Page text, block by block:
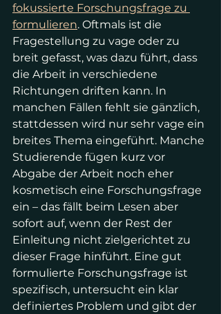
fokussierte Forschungsfrage zu
formulieren. Oftmals ist die
Fragestellung zu vage oder zu
breit gefasst, was dazu führt, dass
die Arbeit in verschiedene
Richtungen driften kann. In
manchen Fällen fehlt sie gänzlich,
stattdessen wird nur sehr vage ein
breites Thema eingeführt. Manche
Studierende fügen kurz vor
Abgabe der Arbeit noch eher
kosmetisch eine Forschungsfrage
ein – das fällt beim Lesen aber
sofort auf, wenn der Rest der
Einleitung nicht zielgerichtet zu
dieser Frage hinführt. Eine gut
formulierte Forschungsfrage ist
spezifisch, untersucht ein klar
definiertes Problem und gibt der